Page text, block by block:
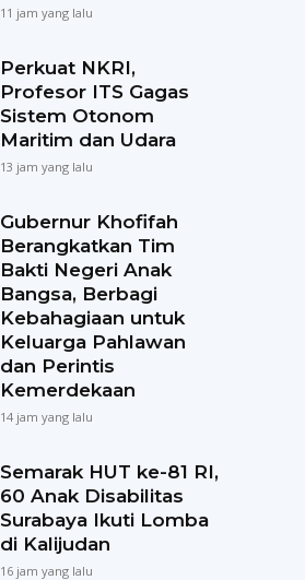
11 jam yang lalu
Perkuat NKRI,
Profesor ITS Gagas
Sistem Otonom
Maritim dan Udara
13 jam yang lalu
Gubernur Khofifah
Berangkatkan Tim
Bakti Negeri Anak
Bangsa, Berbagi
Kebahagiaan untuk
Keluarga Pahlawan
dan Perintis
Kemerdekaan
14 jam yang lalu
Semarak HUT ke-81 RI,
60 Anak Disabilitas
Surabaya Ikuti Lomba
di Kalijudan
16 jam yang lalu